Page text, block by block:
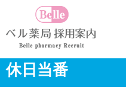
休日当番